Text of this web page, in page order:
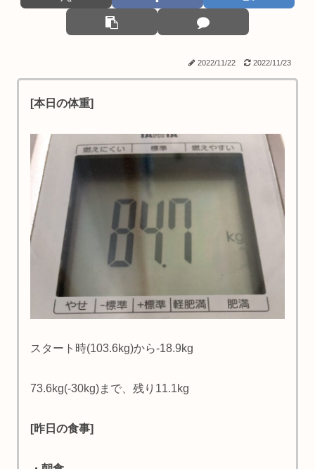
2022/11/22 2022/11/23
[本日の体重]
スタート時(103.6kg)から-18.9kg
73.6kg(-30kg)まで、残り11.1kg
[昨日の食事]